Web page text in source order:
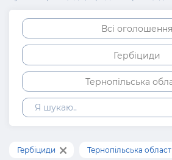
Всі оголошення
Гербіциди
Тернопільська
Гербіциди Тернопільська